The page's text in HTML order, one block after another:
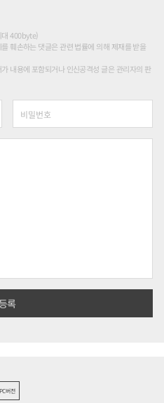
대 400byte)
훼손하는 댓글은 관련 법률에 의해 제재를 받을
내용에 포함되거나 인신공격성 글은 관리자의 판
PC버전